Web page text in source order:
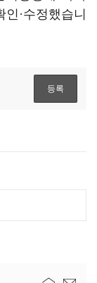
·수정했습니